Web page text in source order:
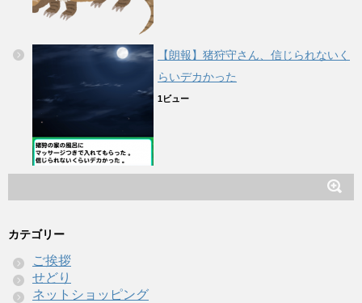
【朗報】猪狩守さん、信じられないく
らいデカかった
1ビュー
カテゴリー
ご挨拶
せどり
ネットショッピング